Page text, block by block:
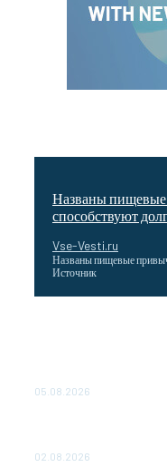
Названы
способствуют
Vse-Vesti.ru
Названы пищевые
Источник
05.08.2026
02.08.2026